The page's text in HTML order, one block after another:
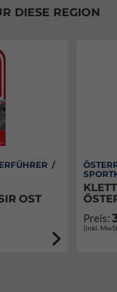
DIESE REGION
/
OST
Preis:
(inkl.